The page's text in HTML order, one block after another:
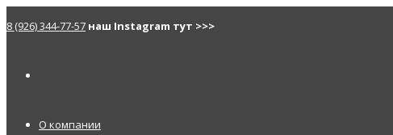
8 (926) 344-77-57 наш Instagram тут >>>
О компании